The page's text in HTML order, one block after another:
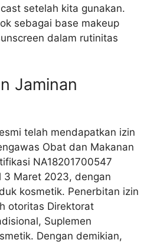
setelah kita gunakan.
sebagai base makeup
dalam rutinitas
Jaminan
telah mendapatkan izin
Obat dan Makanan
NA18201700547
Maret 2023, dengan
kosmetik. Penerbitan izin
otoritas Direktorat
Suplemen
Dengan demikian,